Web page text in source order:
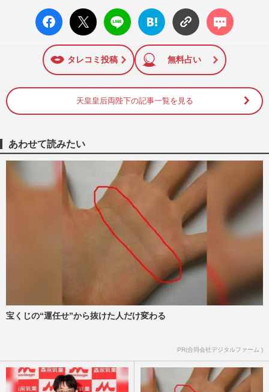
facebo
ok い
X ポス
ト
LINE
はてな
ブック
に追加
コメン
ト
タレコミ投稿 無料占い
天皇皇后両陛下の記事一覧を見る
あわせて読みたい
宝くじの“運任せ”から抜けた人だけ変わる
PR(合同会社デジタルファーム )